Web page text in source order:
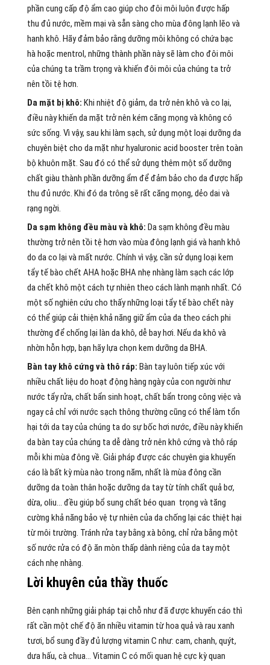
phần cung cấp độ ẩm cao giúp cho đôi môi luôn được hấp
thu đủ nước, mềm mại và sẵn sàng cho mùa đông lạnh lẽo và
hanh khô. Hãy đảm bảo rằng dưỡng môi không có chứa bạc
hà hoặc mentrol, những thành phần này sẽ làm cho đôi môi
của chúng ta trầm trọng và khiến đôi môi của chúng ta trở
nên tồi tệ hơn.
Da mặt bị khô: Khi nhiệt độ giảm, da trở nên khô và co lại,
điều này khiến da mặt trở nên kém căng mọng và không có
sức sống. Vì vậy, sau khi làm sạch, sử dụng một loại dưỡng da
chuyên biệt cho da mặt như hyaluronic acid booster trên toàn
bộ khuôn mặt. Sau đó có thể sử dụng thêm một số dưỡng
chất giàu thành phần dưỡng ẩm để đảm bảo cho da được hấp
thu đủ nước. Khi đó da trông sẽ rất căng mọng, dẻo dai và
rạng ngời.
Da sạm không đều màu và khô: Da sạm không đều màu
thường trở nên tồi tệ hơn vào mùa đông lạnh giá và hanh khô
do da co lại và mất nước. Chính vì vậy, cần sử dụng loại kem
tẩy tế bào chết AHA hoặc BHA nhẹ nhàng làm sạch các lớp
da chết khô một cách tự nhiên theo cách lành mạnh nhất. Có
một số nghiên cứu cho thấy những loại tẩy tế bào chết này
có thể giúp cải thiện khả năng giữ ẩm của da theo cách phi
thường để chống lại làn da khô, dễ bay hơi. Nếu da khô và
nhờn hỗn hợp, bạn hãy lựa chọn kem dưỡng da BHA.
Bàn tay khô cứng và thô ráp: Bàn tay luôn tiếp xúc với
nhiều chất liệu do hoạt động hàng ngày của con người như
nước tẩy rửa, chất bẩn sinh hoạt, chất bẩn trong công việc và
ngay cả chỉ với nước sạch thông thường cũng có thể làm tổn
hại tới da tay của chúng ta do sự bốc hơi nước, điều này khiến
da bàn tay của chúng ta dễ dàng trở nên khô cứng và thô ráp
mỗi khi mùa đông về. Giải pháp được các chuyên gia khuyến
cáo là bất kỳ mùa nào trong năm, nhất là mùa đông cần
dưỡng da toàn thân hoặc dưỡng da tay từ tính chất quả bơ,
dừa, oliu… đều giúp bổ sung chất béo quan trọng và tăng
cường khả năng bảo vệ tự nhiên của da chống lại các thiệt hại
từ môi trường. Tránh rửa tay bằng xà bông, chỉ rửa bằng một
số nước rửa có độ ăn mòn thấp dành riêng của da tay một
cách nhẹ nhàng.
Lời khuyên của thầy thuốc
Bên cạnh những giải pháp tại chỗ như đã được khuyến cáo thì
rất cần một chế độ ăn nhiều vitamin từ hoa quả và rau xanh
tươi, bổ sung đầy đủ lượng vitamin C như: cam, chanh, quýt,
dưa hấu, cà chua… Vitamin C có mối quan hệ cực kỳ quan